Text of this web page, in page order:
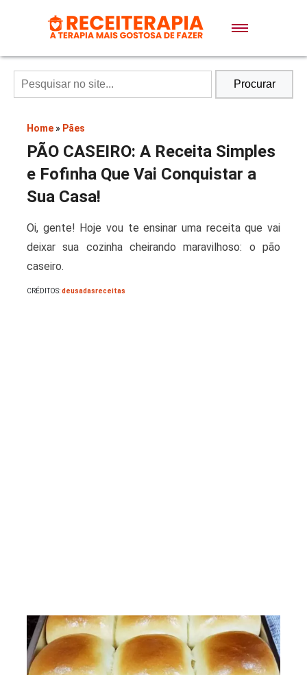
Doces e Sobremesas
Air Fryer
Lanches
Pães
Sopas
Procurar
Home » Pães
PÃO CASEIRO: A Receita Simples
e Fofinha Que Vai Conquistar a
Sua Casa!
Oi, gente! Hoje vou te ensinar uma receita que vai
deixar sua cozinha cheirando maravilhoso: o pão
caseiro.
CRÉDITOS:deusadasreceitas